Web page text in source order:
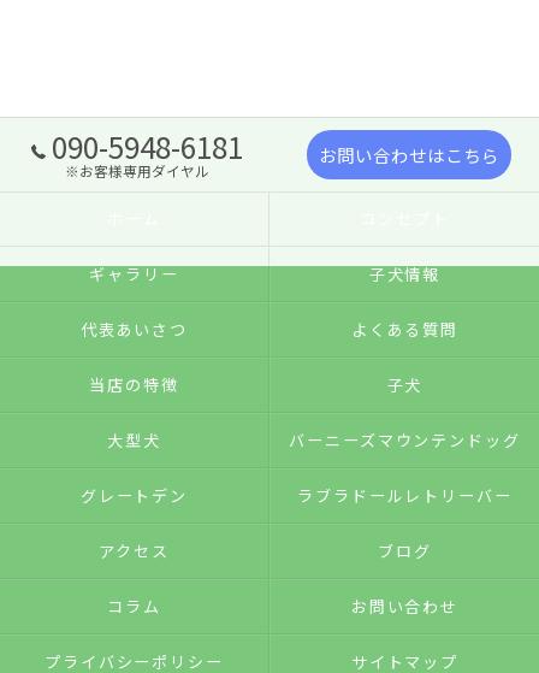
090-5948-6181
※お客様専用ダイヤル
お問い合わせはこちら
ギャラリー 子犬情報
代表あいさつ よくある質問
当店の特徴 子犬
大型犬 バーニーズマウンテンドッグ
グレートデン ラブラドールレトリーバー
アクセス ブログ
コラム お問い合わせ
プライバシーポリシー サイトマップ